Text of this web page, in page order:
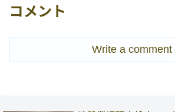
コメント
Write a comment